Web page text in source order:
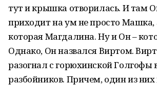
тут и крышка отворилась. И там
приходит на ум не просто
которая Магдалина. Ну и Он –
Однако, Он назвался Виртом.
разогнал с горюхинской Голгофы
разбойников. Причем, один из